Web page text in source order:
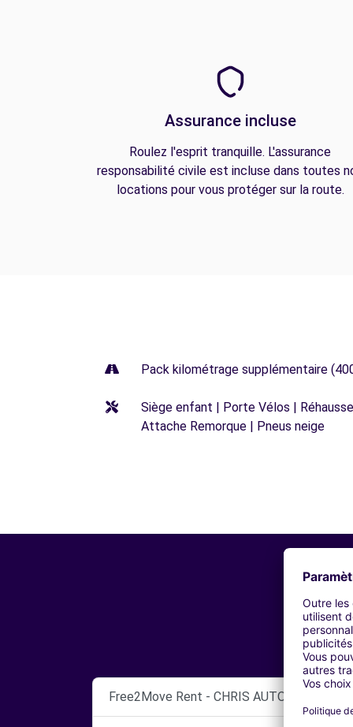
Assurance incluse
Roulez l'esprit tranquille. L'assurance
responsabilité civile est incluse dans toutes
locations pour vous protéger sur la route.
Pack kilométrage supplémentaire
Siège enfant | Porte Vélos |
Attache Remorque | Pneus neige
Free2Move Rent - CHRIS AUTO SERVICES